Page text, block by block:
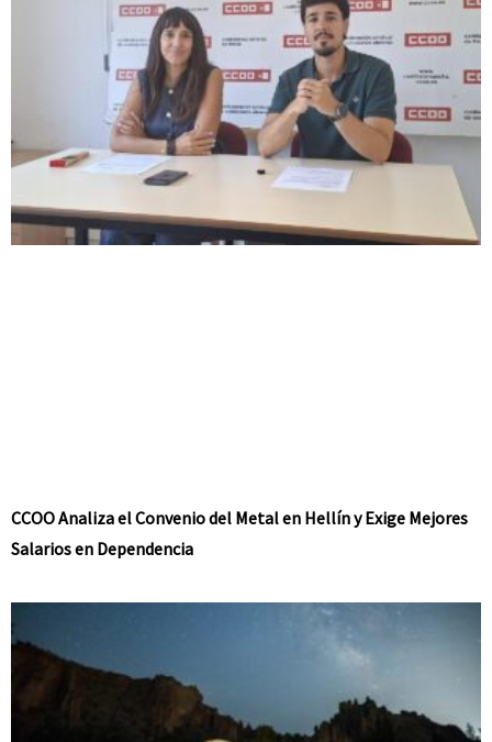
CCOO Analiza el Convenio del Metal en Hellín y Exige Mejores
Salarios en Dependencia